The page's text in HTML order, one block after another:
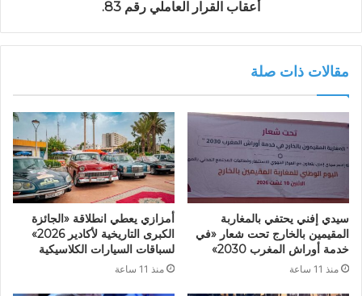
أعقاب القرار العاملي رقم 83.
مقالات ذات صلة
سيدي إفني يحتفي بالمغاربة
المقيمين بالخارج تحت شعار «في
خدمة أوراش المغرب 2030»
منذ 11 ساعة
أمزازي يعطي انطلاقة «الجائزة
الكبرى التاريخية لأكادير 2026»
لسباقات السيارات الكلاسيكية
منذ 11 ساعة